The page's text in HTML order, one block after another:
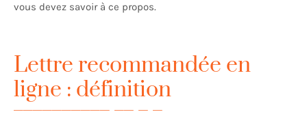
vous devez savoir à ce propos.
Lettre recommandée en
ligne : définition